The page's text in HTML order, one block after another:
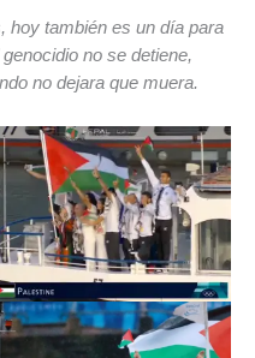
hoy también es un día para
no se detiene,
no dejara que muera.